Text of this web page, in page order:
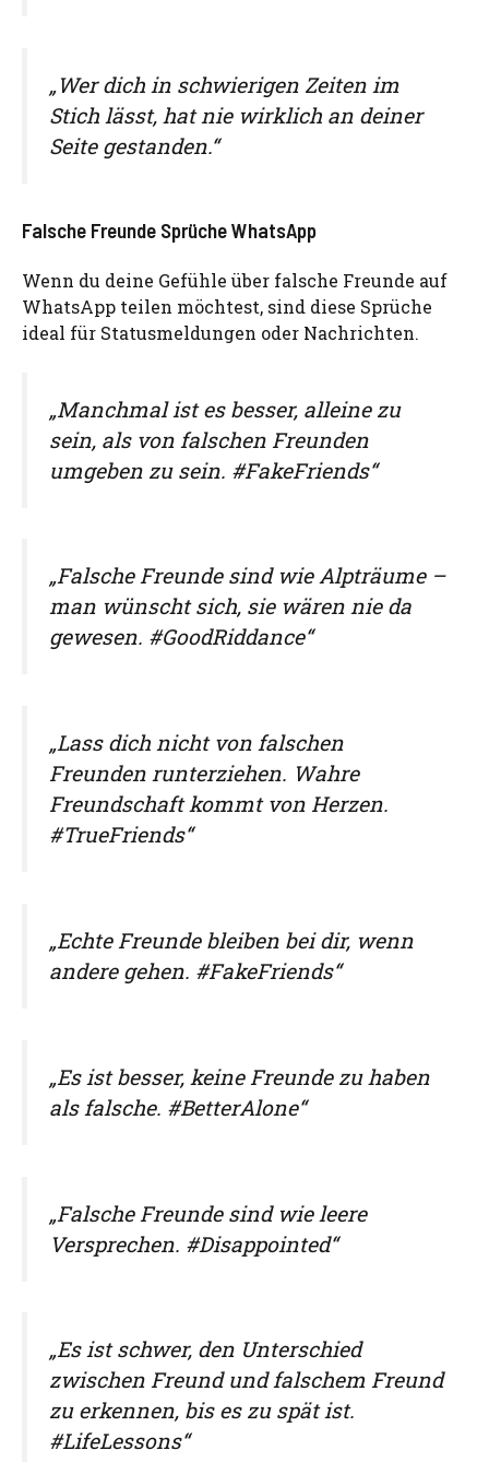
„Wer dich in schwierigen Zeiten im
Stich lässt, hat nie wirklich an deiner
Seite gestanden.“
Falsche Freunde Sprüche WhatsApp
Wenn du deine Gefühle über falsche Freunde auf
WhatsApp teilen möchtest, sind diese Sprüche
ideal für Statusmeldungen oder Nachrichten.
„Manchmal ist es besser, alleine zu
sein, als von falschen Freunden
umgeben zu sein. #FakeFriends“
„Falsche Freunde sind wie Alpträume –
man wünscht sich, sie wären nie da
gewesen. #GoodRiddance“
„Lass dich nicht von falschen
Freunden runterziehen. Wahre
Freundschaft kommt von Herzen.
#TrueFriends“
„Echte Freunde bleiben bei dir, wenn
andere gehen. #FakeFriends“
„Es ist besser, keine Freunde zu haben
als falsche. #BetterAlone“
„Falsche Freunde sind wie leere
Versprechen. #Disappointed“
„Es ist schwer, den Unterschied
zwischen Freund und falschem Freund
zu erkennen, bis es zu spät ist.
#LifeLessons“